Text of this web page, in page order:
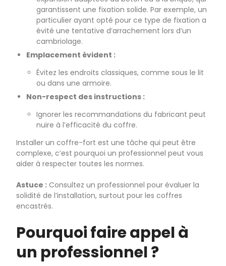
garantissent une fixation solide. Par exemple, un
particulier ayant opté pour ce type de fixation a
évité une tentative d’arrachement lors d’un
cambriolage.
Emplacement évident :
Évitez les endroits classiques, comme sous le lit
ou dans une armoire.
Non-respect des instructions :
Ignorer les recommandations du fabricant peut
nuire à l’efficacité du coffre.
Installer un coffre-fort est une tâche qui peut être
complexe, c’est pourquoi un professionnel peut vous
aider à respecter toutes les normes.
Astuce : Consultez un professionnel pour évaluer la
solidité de l’installation, surtout pour les coffres
encastrés.
Pourquoi faire appel à
un professionnel ?